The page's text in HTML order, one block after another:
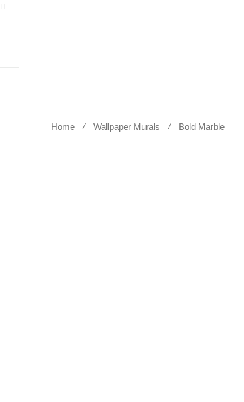
Home Wallpaper Murals Bold Marble